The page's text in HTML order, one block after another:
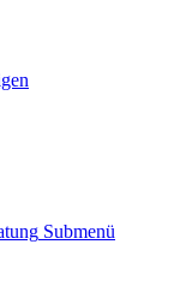
Submenü